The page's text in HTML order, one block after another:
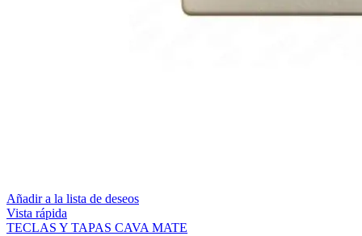
Añadir a la lista de deseos
Vista rápida
TECLAS Y TAPAS CAVA MATE